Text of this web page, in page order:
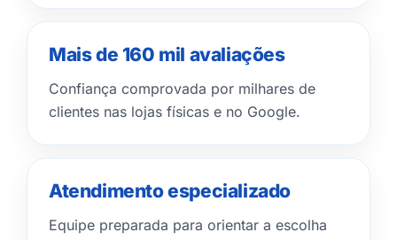
Mais de 160 mil avaliações
Confiança comprovada por milhares de
clientes nas lojas físicas e no Google.
Atendimento especializado
Equipe preparada para orientar a escolha